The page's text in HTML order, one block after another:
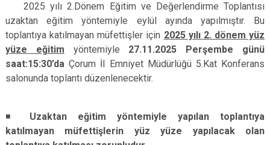
2025 yılı 2.Dönem Eğitim ve Değerlendirme Toplantısı
uzaktan eğitim yöntemiyle eylül ayında yapılmıştır. Bu
toplantıya katılmayan müfettişler için 2025 yılı 2. dönem yüz
yüze eğitim yöntemiyle 27.11.2025 Perşembe günü
saat:15:30’da Çorum İl Emniyet Müdürlüğü 5.Kat Konferans
salonunda toplantı düzenlenecektir.
◾ Uzaktan eğitim yöntemiyle yapılan toplantıya
katılmayan müfettişlerin yüz yüze yapılacak olan